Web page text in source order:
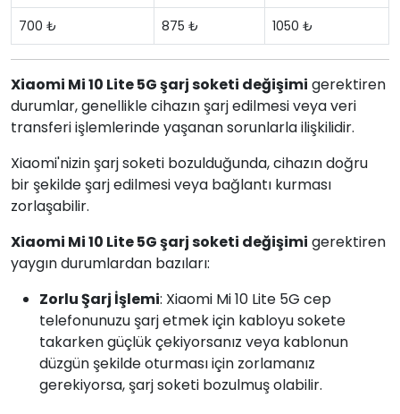
700 ₺ 875 ₺ 1050 ₺
Xiaomi Mi 10 Lite 5G şarj soketi değişimi gerektiren
durumlar, genellikle cihazın şarj edilmesi veya veri
transferi işlemlerinde yaşanan sorunlarla ilişkilidir.
Xiaomi'nizin şarj soketi bozulduğunda, cihazın doğru
bir şekilde şarj edilmesi veya bağlantı kurması
zorlaşabilir.
Xiaomi Mi 10 Lite 5G şarj soketi değişimi gerektiren
yaygın durumlardan bazıları:
Zorlu Şarj İşlemi: Xiaomi Mi 10 Lite 5G cep
telefonunuzu şarj etmek için kabloyu sokete
takarken güçlük çekiyorsanız veya kablonun
düzgün şekilde oturması için zorlamanız
gerekiyorsa, şarj soketi bozulmuş olabilir.